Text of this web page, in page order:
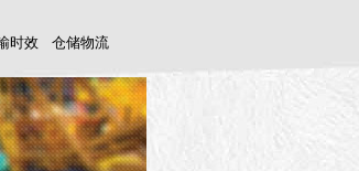
时效 仓储物流